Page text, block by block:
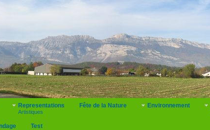
Representations
Artistiques
Fête de la Nature Environnement
Test